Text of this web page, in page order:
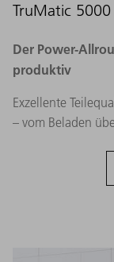
TruMatic 5000
Der Power-
produktiv​
Exzellente
– vom Beladen